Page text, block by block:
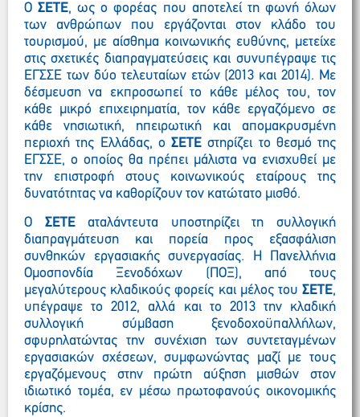
ΟΣΕΤΕ, ως ο φορέας που αποτελεί τη φωνή όλων
των ανθρώπων που εργάζονται στον κλάδο του
τουρισμού, με αίσθημα κοινωνικής ευθύνης, μετείχε
στις σχετικές διαπραγματεύσεις και συνυπέγραψε τις
ΕΓΣΣΕ των δύο τελευταίων ετών (2013 και 2014). Με
δέσμευση να εκπροσωπείτο κάθε μέλος του, τον
κάθε μικρό επιχειρηματία, τον κάθε εργαζόμενο σε
κάθε νησιωτική, ηπειρωτική και απομακρυσμένη
περιοχή της Ελλάδας, ο ΣΕΤΕ στηρίζει το θεσμό της
ΕΓΣΣΕ, ο οποίος θα πρέπει μάλιστα να ενισχυθεί με
την επιστροφή στους κοινωνικούς εταίρους της
δυνατότητας να καθορίζουν τον κατώτατο μισθό.
Ο ΣΕΤΕαταλάντευτα υποστηρίζει τη συλλογική
διαπραγμάτευση και πορεία προς εξασφάλιση
συνθηκών εργασιακής συνεργασίας. Η Πανελλήνια
Ομοσπονδία Ξενοδόχων (ΠΟΞ), από τους
μεγαλύτερους κλαδικούς φορείς και μέλος του ΣΕΤΕ,
υπέγραψε το 2012, αλλά και το 2013 την κλαδική
συλλογική σύμβαση ξενοδοχοϋπαλλήλων,
σφυρηλατώντας την συνέχιση των συντεταγμένων
εργασιακών σχέσεων, συμφωνώντας μαζί με τους
εργαζόμενους στην πρώτη αύξηση μισθών στον
ιδιωτικό τομέα, εν μέσω πρωτοφανούς οικονομικής
κρίσης.